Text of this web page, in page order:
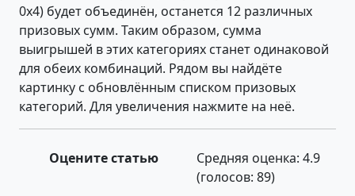
0х4) будет объединён, останется 12 различных
призовых сумм. Таким образом, сумма
выигрышей в этих категориях станет одинаковой
для обеих комбинаций. Рядом вы найдёте
картинку с обновлённым списком призовых
категорий. Для увеличения нажмите на неё.
Оцените статью Средняя оценка: 4.9
(голосов: 89)